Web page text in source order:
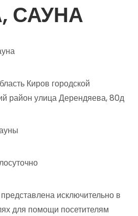
САУНА
Киров городской
район улица Дерендяева, 80д
исключительно в
для помощи посетителям